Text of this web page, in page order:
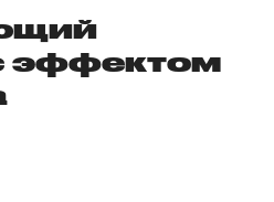
эффектом